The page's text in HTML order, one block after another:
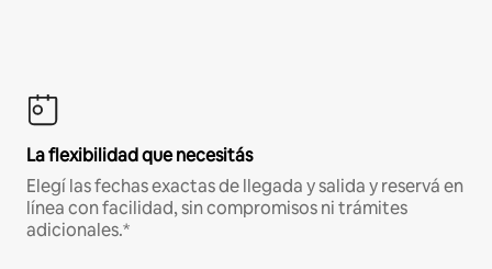
La flexibilidad que necesitás
Elegí las fechas exactas de llegada y salida y reservá en
línea con facilidad, sin compromisos ni trámites
adicionales.*